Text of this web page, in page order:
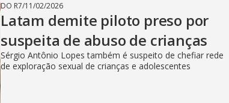
DO R7/11/02/2026
Latam demite piloto preso por
suspeita de abuso de crianças
Sérgio Antônio Lopes também é suspeito de chefiar rede
de exploração sexual de crianças e adolescentes